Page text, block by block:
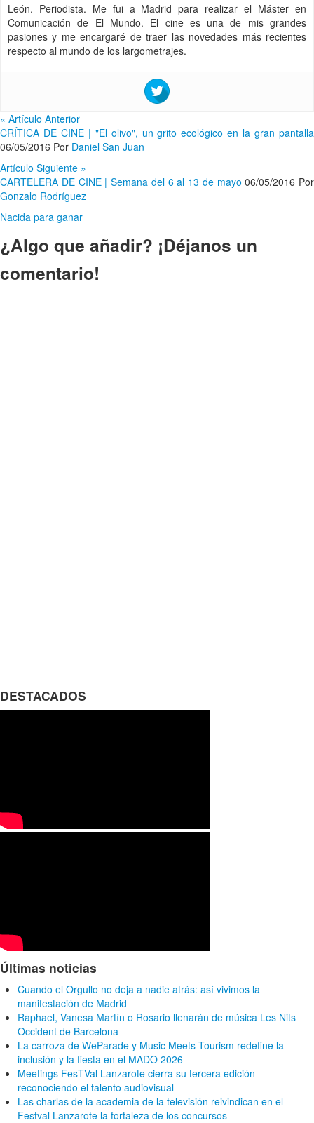
León. Periodista. Me fui a Madrid para realizar el Máster en
Comunicación de El Mundo. El cine es una de mis grandes
pasiones y me encargaré de traer las novedades más recientes
respecto al mundo de los largometrajes.
« Artículo Anterior
CRÍTICA DE CINE | "El olivo", un grito ecológico en la gran pantalla
06/05/2016 Por Daniel San Juan
Artículo Siguiente »
CARTELERA DE CINE | Semana del 6 al 13 de mayo 06/05/2016 Por
Gonzalo Rodríguez
Nacida para ganar
¿Algo que añadir? ¡Déjanos un
comentario!
DESTACADOS
Últimas noticias
Cuando el Orgullo no deja a nadie atrás: así vivimos la
manifestación de Madrid
Raphael, Vanesa Martín o Rosario llenarán de música Les Nits
Occident de Barcelona
La carroza de WeParade y Music Meets Tourism redefine la
inclusión y la fiesta en el MADO 2026
Meetings FesTVal Lanzarote cierra su tercera edición
reconociendo el talento audiovisual
Las charlas de la academia de la televisión reivindican en el
Festval Lanzarote la fortaleza de los concursos